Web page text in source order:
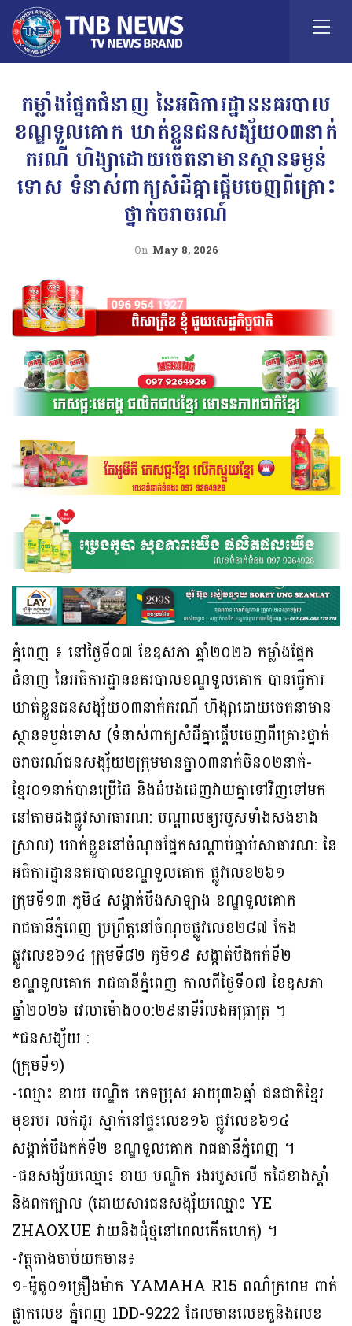
កម្លាំងផ្នែកជំនាញ នៃអធិការដ្ឋាននគរបាល
ខណ្ឌទួលគោក ឃាត់ខ្លួនជនសង្ស័យ០៣នាក់
ករណី ហិង្សាដោយចេតនាមានស្ថានទម្ងន់
ទោស ទំនាស់ពាក្យសំដីគ្នាផ្តើមចេញពីគ្រោះ
ថ្នាក់ចរាចរណ៍
On May 8, 2026
ភ្នំពេញ ៖ នៅថ្ងៃទី០៧ ខែឧសភា ឆ្នាំ២០២៦ កម្លាំងផ្នែក
ជំនាញ នៃអធិការដ្ឋាននគរបាលខណ្ឌទួលគោក បានធ្វើការ
ឃាត់ខ្លួនជនសង្ស័យ០៣នាក់ករណី ហិង្សាដោយចេតនាមាន
ស្ថានទម្ងន់ទោស (ទំនាស់ពាក្យសំដីគ្នាផ្តើមចេញពីគ្រោះថ្នាក់
ចរាចរណ៍ជនសង្ស័យ២ក្រុមមានគ្នា០៣នាក់ចិន០២នាក់-
ខ្មែរ០១នាក់បានប្រើដៃ និងដំបងដេញវាយគ្នាទៅវិញទៅមក
នៅតាមដងផ្លូវសារធារណ: បណ្ដាលឲ្យរបួសទាំងសងខាង
ស្រាល) ឃាត់ខ្លួននៅចំណុចផ្នែកសណ្ដាប់ធ្នាប់សាធារណ: នៃ
អធិការដ្ឋាននគរបាលខណ្ឌទួលគោក ផ្លូវលេខ២៦១
ក្រុមទី១៣ ភូមិ៤ សង្កាត់បឹងសាឡាង ខណ្ឌទួលគោក
រាជធានីភ្នំពេញ ប្រព្រឹត្តនៅចំណុចផ្លូវលេខ២៨៧ កែង
ផ្លូវលេខ៦១៤ ក្រុមទី៨២ ភូមិ១៩ សង្កាត់បឹងកក់ទី២
ខណ្ឌទួលគោក រាជធានីភ្នំពេញ កាលពីថ្ងៃទី០៧ ខែឧសភា
ឆ្នាំ២០២៦ វេលាម៉ោង០០:២៩នាទីរំលងអធ្រាត្រ ។
*ជនសង្ស័យ :
(ក្រុមទី១)
-ឈ្មោះ ខាយ បណ្ឌិត ភេទប្រុស អាយុ៣៦ឆ្នាំ ជនជាតិខ្មែរ
មុខរបរ លក់ដូរ ស្នាក់នៅផ្ទះលេខ១៦ ផ្លូវលេខ៦១៤
សង្កាត់បឹងកក់ទី២ ខណ្ឌទួលគោក រាជធានីភ្នំពេញ ។
-ជនសង្ស័យឈ្មោះ ខាយ បណ្ឌិត រងរបួសលើ កដៃខាងស្ដាំ
និងពកក្បាល (ដោយសារជនសង្ស័យឈ្មោះ YE
ZHAOXUE វាយនិងដុំថ្មនៅពេលកើតហេតុ) ។
-វត្ថុតាងចាប់យកមាន៖
១-ម៉ូតូ០១គ្រឿងម៉ាក YAMAHA R15 ពណ៌ក្រហម ពាក់
ផ្លាកលេខ ភ្នំពេញ 1DD-9222 ដែលមានលេខតួនិងលេខ